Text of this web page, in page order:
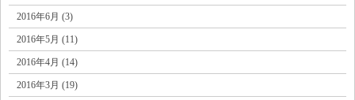
2016年6月 (3)
2016年5月 (11)
2016年4月 (14)
2016年3月 (19)